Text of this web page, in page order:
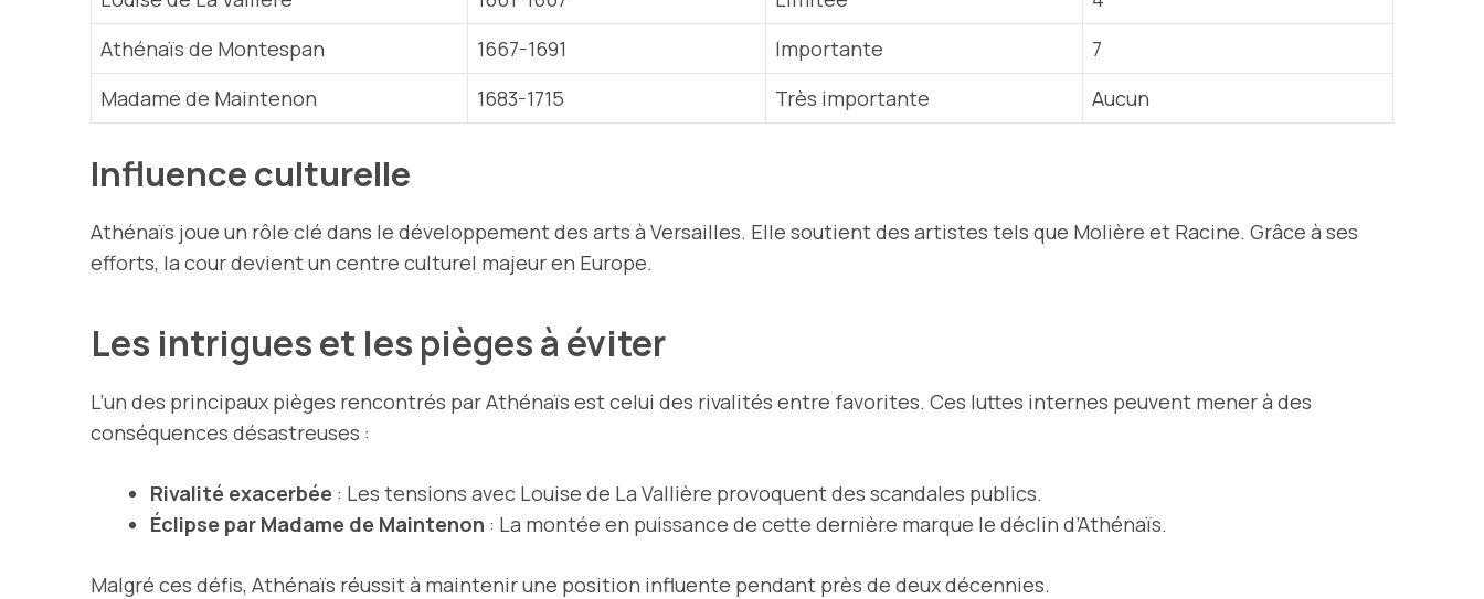
Athénaïs de Montespan
1667-1691 Importante
7
Madame de Maintenon
1683-1715 Très importante Aucun
Influence culturelle
Athénaïs joue un rôle clé dans le développement des arts à Versailles. Elle soutient des artistes tels que Molière et Racine. Grâce à ses
efforts, la cour devient un centre culturel majeur en Europe.
Les intrigues et les pièges à éviter
L’un des principaux pièges rencontrés par Athénaïs est celui des rivalités entre favorites. Ces luttes internes peuvent mener à des
conséquences désastreuses :
Rivalité exacerbée : Les tensions avec Louise de La Vallière provoquent des scandales publics.
Éclipse par Madame de Maintenon : La montée en puissance de cette dernière marque le déclin d’Athénaïs.
Malgré ces défis, Athénaïs réussit à maintenir une position influente pendant près de deux décennies.